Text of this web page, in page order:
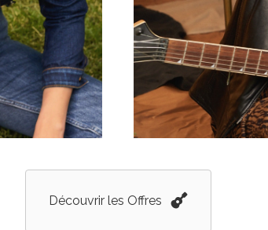
Découvrir les Offres